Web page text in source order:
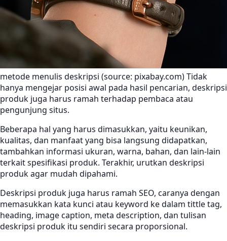
metode menulis deskripsi (source: pixabay.com) Tidak
hanya mengejar posisi awal pada hasil pencarian, deskripsi
produk juga harus ramah terhadap pembaca atau
pengunjung situs.
Beberapa hal yang harus dimasukkan, yaitu keunikan,
kualitas, dan manfaat yang bisa langsung didapatkan,
tambahkan informasi ukuran, warna, bahan, dan lain-lain
terkait spesifikasi produk. Terakhir, urutkan deskripsi
produk agar mudah dipahami.
Deskripsi produk juga harus ramah SEO, caranya dengan
memasukkan kata kunci atau keyword ke dalam tittle tag,
heading, image caption, meta description, dan tulisan
deskripsi produk itu sendiri secara proporsional.